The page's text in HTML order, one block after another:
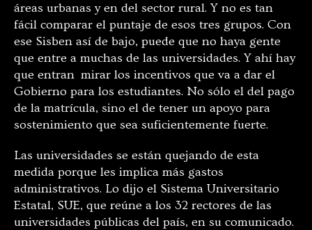
áreas urbanas y en del sector rural. Y no es tan
fácil comparar el puntaje de esos tres grupos. Con
ese Sisben así de bajo, puede que no haya gente
que entre a muchas de las universidades. Y ahí hay
que entran mirar los incentivos que va a dar el
Gobierno para los estudiantes. No sólo el del pago
de la matrícula, sino el de tener un apoyo para
sostenimiento que sea suficientemente fuerte.
Las universidades se están quejando de esta
medida porque les implica más gastos
administrativos. Lo dijo el Sistema Universitario
Estatal, SUE, que reúne a los 32 rectores de las
universidades públicas del país, en su comunicado.